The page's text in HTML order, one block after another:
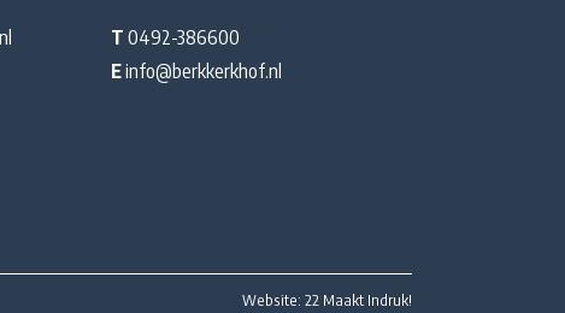
T 0492-386600
Einfo@berkkerkhof.nl
Website: 22 Maakt Indruk!